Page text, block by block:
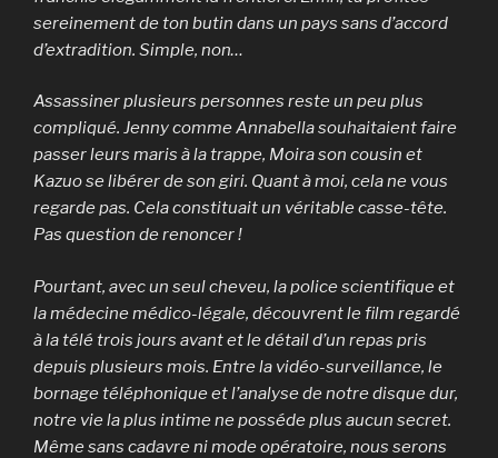
sereinement de ton butin dans un pays sans d’accord
d’extradition. Simple, non…
Assassiner plusieurs personnes reste un peu plus
compliqué. Jenny comme Annabella souhaitaient faire
passer leurs maris à la trappe, Moira son cousin et
Kazuo se libérer de son giri. Quant à moi, cela ne vous
regarde pas. Cela constituait un véritable casse-tête.
Pas question de renoncer !
Pourtant, avec un seul cheveu, la police scientifique et
la médecine médico-légale, découvrent le film regardé
à la télé trois jours avant et le détail d’un repas pris
depuis plusieurs mois. Entre la vidéo-surveillance, le
bornage téléphonique et l’analyse de notre disque dur,
notre vie la plus intime ne posséde plus aucun secret.
Même sans cadavre ni mode opératoire, nous serons